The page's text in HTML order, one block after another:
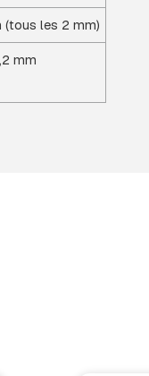
(tous les 2 mm)
mm